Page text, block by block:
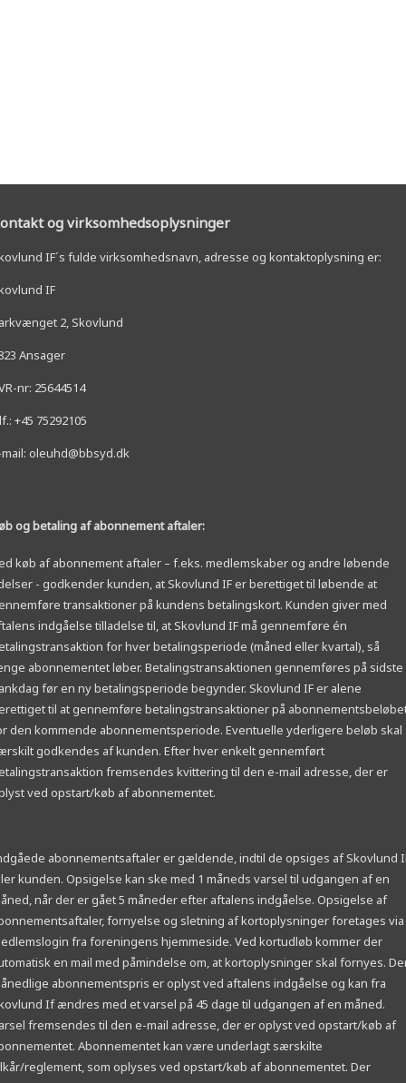
og virksomhedsoplysninger
IF´s fulde virksomhedsnavn, adresse og kontaktoplysning er:
IF
2, Skovlund
Ansager
nr: 25644514
+45 75292105
mail: oleuhd@bbsyd.dk
og betaling af abonnement aftaler:
køb af abonnement aftaler – f.eks. medlemskaber og andre løbende
- godkender kunden, at Skovlund IF er berettiget til løbende at
transaktioner på kundens betalingskort. Kunden giver med
indgåelse tilladelse til, at Skovlund IF må gennemføre én
for hver betalingsperiode (måned eller kvartal), så
abonnementet løber. Betalingstransaktionen gennemføres på sidste
før en ny betalingsperiode begynder. Skovlund IF er alene
til at gennemføre betalingstransaktioner på
den kommende abonnementsperiode. Eventuelle yderligere beløb skal
godkendes af kunden. Efter hver enkelt gennemført
fremsendes kvittering til den e-mail adresse, der er
ved opstart/køb af abonnementet.
abonnementsaftaler er gældende, indtil de opsiges af Skovlund
kunden. Opsigelse kan ske med 1 måneds varsel til udgangen af en
når der er gået 5 måneder efter aftalens indgåelse. Opsigelse af
fornyelse og sletning af kortoplysninger foretages via
fra foreningens hjemmeside. Ved kortudløb kommer der
en mail med påmindelse om, at kortoplysninger skal fornyes.
abonnementspris er oplyst ved aftalens indgåelse og kan fra
If ændres med et varsel på 45 dage til udgangen af en måned.
fremsendes til den e-mail adresse, der er oplyst ved opstart/køb af
Abonnementet kan være underlagt særskilte
reglement, som oplyses ved opstart/køb af abonnementet. Der